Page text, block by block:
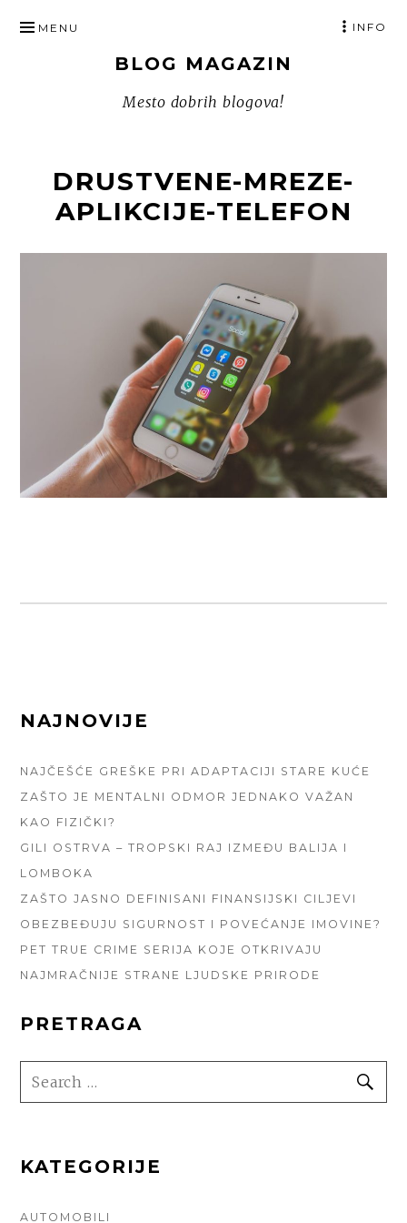
TO
BLOG MAGAZIN
Mesto dobrih blogova!
MENU INFO
DRUSTVENE-MREZE-
APLIKCIJE-TELEFON
FOOTER
NAJNOVIJE
NAJČEŠĆE GREŠKE PRI ADAPTACIJI STARE KUĆE
ZAŠTO JE MENTALNI ODMOR JEDNAKO VAŽAN
KAO FIZIČKI?
GILI OSTRVA – TROPSKI RAJ IZMEĐU BALIJA I
LOMBOKA
ZAŠTO JASNO DEFINISANI FINANSIJSKI CILJEVI
OBEZBEĐUJU SIGURNOST I POVEĆANJE IMOVINE?
PET TRUE CRIME SERIJA KOJE OTKRIVAJU
NAJMRAČNIJE STRANE LJUDSKE PRIRODE
PRETRAGA
SEARCH
FOR:
KATEGORIJE
AUTOMOBILI